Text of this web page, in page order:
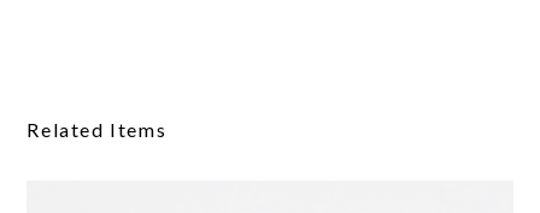
Related Items